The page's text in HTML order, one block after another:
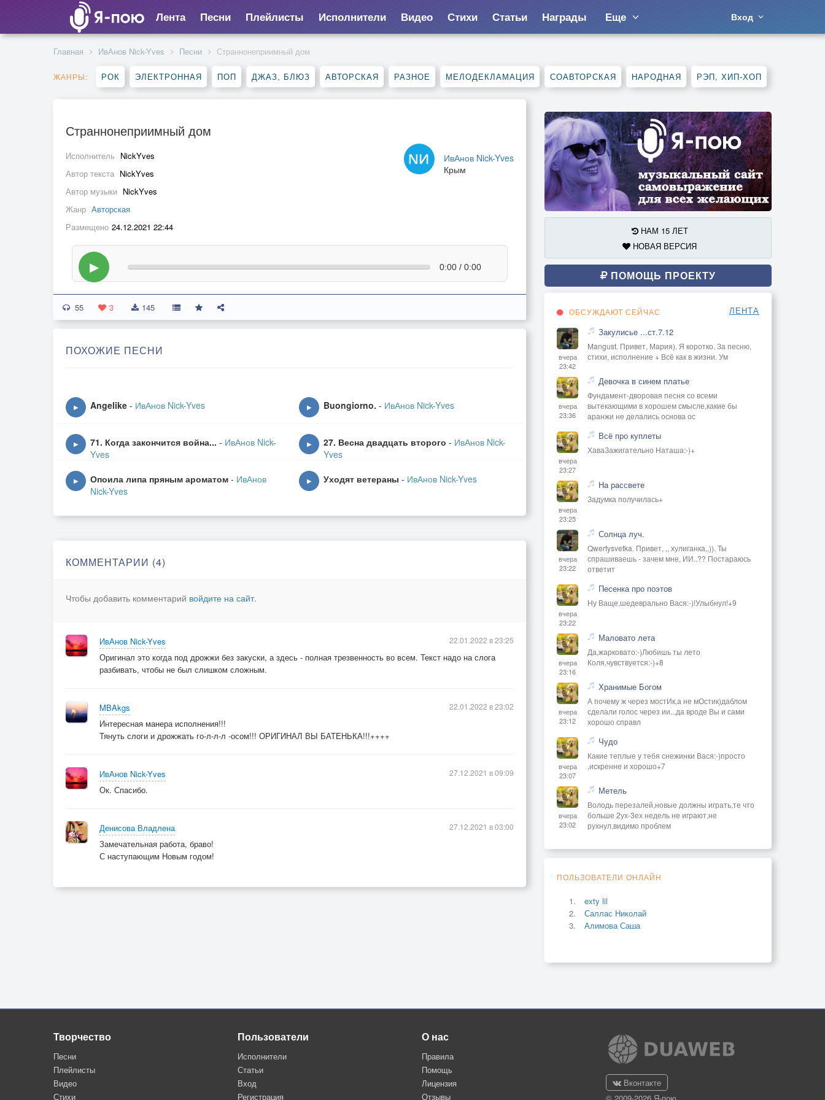
Лента Песни Плейлисты Исполнители Видео Стихи Статьи Награды Еще Вход
Главная ИвАнов Nick-Yves Песни Страннонеприимный дом
ЖАНРЫ: РОК ЭЛЕКТРОННАЯ ПОП ДЖАЗ, БЛЮЗ АВТОРСКАЯ РАЗНОЕ МЕЛОДЕКЛАМАЦИЯ СОАВТОРСКАЯ НАРОДНАЯ РЭП, ХИП-ХОП
Страннонеприимный дом
ИвАнов Nick-Yves
Крым
Исполнитель NickYves
Автор текста NickYves
Автор музыки NickYves
Жанр Авторская
Размещено 24.12.2021 22:44
▶ 0:00 / 0:00
55 3 145
ПОХОЖИЕ ПЕСНИ
▶ Angelike - ИвАнов Nick-Yves ▶ Buongiorno. - ИвАнов Nick-Yves
▶ 71. Когда закончится война... - ИвАнов Nick-
Yves
▶ 27. Весна двадцать второго - ИвАнов Nick-
Yves
▶ Опоила липа пряным ароматом - ИвАнов
Nick-Yves
▶ Уходят ветераны - ИвАнов Nick-Yves
КОММЕНТАРИИ (4)
Чтобы добавить комментарий войдите на сайт.
ИвАнов Nick-Yves
Оригинал это когда под дрожжи без закуски, а здесь - полная трезвенность во всем. Текст надо на слога
разбивать, чтобы не был слишком сложным.
22.01.2022 в 23:25
MBAkgs
Интересная манера исполнения!!!
Тянуть слоги и дрожжать го-л-л-л -осом!!! ОРИГИНАЛ ВЫ БАТЕНЬКА!!!++++
22.01.2022 в 23:02
ИвАнов Nick-Yves
Ок. Спасибо.
27.12.2021 в 09:09
Денисова Владлена
Замечательная работа, браво!
С наступающим Новым годом!
27.12.2021 в 03:00
НАМ 15 ЛЕТ
НОВАЯ ВЕРСИЯ
ПОМОЩЬ ПРОЕКТУ
ОБСУЖДАЮТ СЕЙЧАС ЛЕНТА
вчера
23:42
Закулисье ...ст.7.12
Mangust. Привет, Мария). Я коротко. За песню,
стихи, исполнение + Всё как в жизни. Ум
вчера
23:36
Девочка в синем платье
Фундамент-дворовая песня со всеми
вытекающими в хорошем смысле,какие бы
аранжи не делались основа ос
вчера
23:27
Всё про куплеты
ХаваЗажигательно Наташа:-)+
вчера
23:25
На рассвете
Задумка получилась+
вчера
23:22
Солнца луч.
Qwertysvetka. Привет, ,, хулиганка,,)). Ты
спрашиваешь - зачем мне, ИИ..?? Постараюсь
ответит
вчера
23:22
Песенка про поэтов
Ну Ваще,шедеврально Вася:-)!Улыбнул!+9
вчера
23:16
Маловато лета
Да,жарковато:-)Любишь ты лето
Коля,чувствуется:-)+8
вчера
23:12
Хранимые Богом
А почему ж через мостИк,а не мОстик)даблом
сделали голос через ии...да вроде Вы и сами
хорошо справл
вчера
23:07
Чудо
Какие теплые у тебя снежинки Вася:-)просто
,искренне и хорошо+7
вчера
23:02
Метель
Володь перезалей,новые должны играть,те что
больше 2ух-3ех недель не играют,не
рухнул,видимо проблем
ПОЛЬЗОВАТЕЛИ ОНЛАЙН
exty lil
Саллас Николай
Алимова Саша
Творчество
Песни
Плейлисты
Видео
Стихи
Пользователи
Исполнители
Статьи
Вход
Регистрация
О нас
Правила
Помощь
Лицензия
Отзывы
Вконтакте